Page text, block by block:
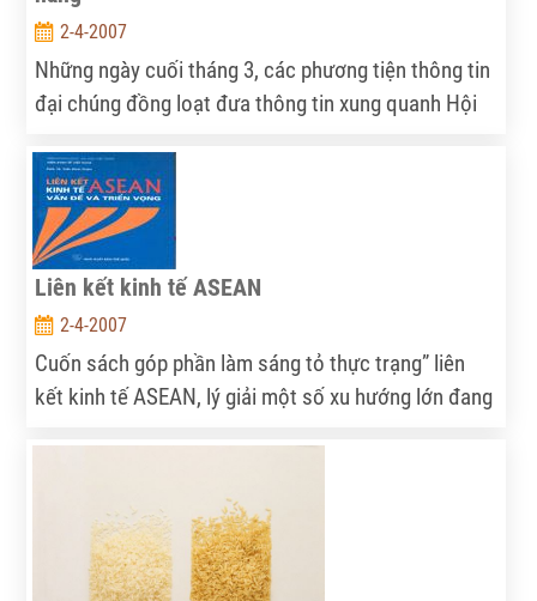
2-4-2007
Những ngày cuối tháng 3, các phương tiện thông tin
đại chúng đồng loạt đưa thông tin xung quanh Hội
2007”
Liên kết kinh tế ASEAN
2-4-2007
Cuốn sách góp phần làm sáng tỏ thực trạng” liên
kết kinh tế ASEAN, lý giải một số xu hướng lớn đang